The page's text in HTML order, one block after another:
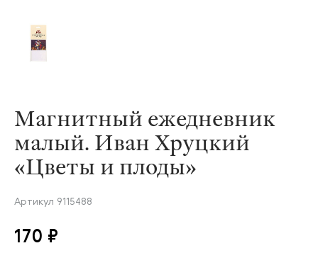
Магнитный ежедневник
малый. Иван Хруцкий
«Цветы и плоды»
Артикул 9115488
170 ₽